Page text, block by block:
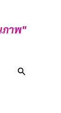
ภาพ"
Search